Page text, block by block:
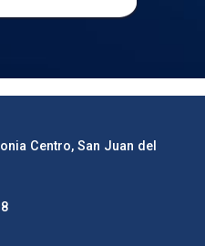
Centro, San Juan del